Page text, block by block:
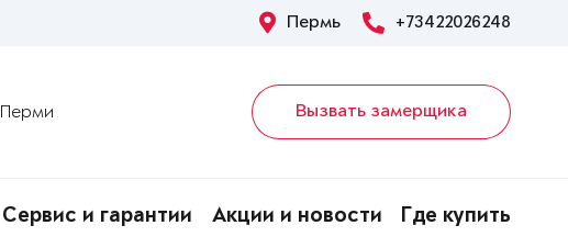
Пермь +73422026248
Вызвать замерщика
Сервис и гарантии Акции и новости Где купить